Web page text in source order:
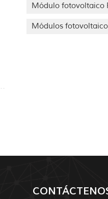
Módulo fotovoltaico
Módulos